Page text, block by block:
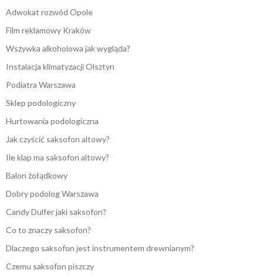
Adwokat rozwód Opole
Film reklamowy Kraków
Wszywka alkoholowa jak wygląda?
Instalacja klimatyzacji Olsztyn
Podiatra Warszawa
Sklep podologiczny
Hurtowania podologiczna
Jak czyścić saksofon altowy?
Ile klap ma saksofon altowy?
Balon żołądkowy
Dobry podolog Warszawa
Candy Dulfer jaki saksofon?
Co to znaczy saksofon?
Dlaczego saksofon jest instrumentem drewnianym?
Czemu saksofon piszczy